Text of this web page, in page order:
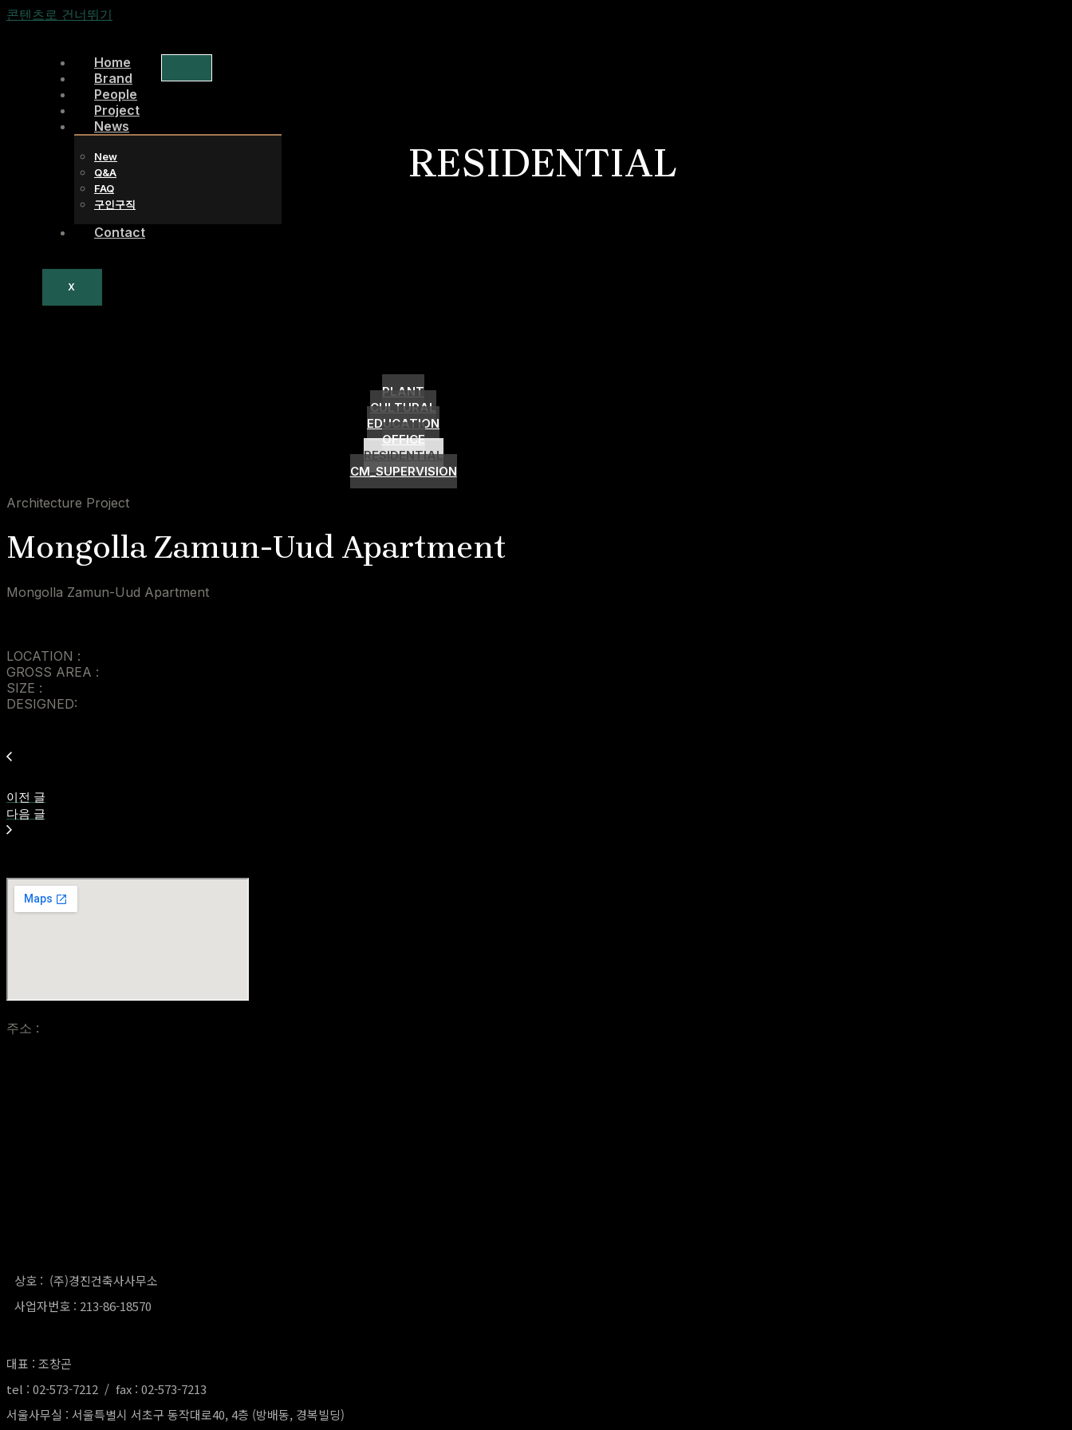
콘텐츠로 건너뛰기
Home
Brand
People
Project
News
New
Q&A
FAQ
구인구직
Contact
X
RESIDENTIAL
PLANT
CULTURAL
EDUCATION
OFFICE
RESIDENTIAL
CM_SUPERVISION
Architecture Project
Mongolla Zamun-Uud Apartment
Mongolla Zamun-Uud Apartment
LOCATION :
GROSS AREA :
SIZE :
DESIGNED:
이전 글
다음 글
주소 :
상호 : (주)경진건축사사무소
사업자번호 : 213-86-18570
대표 : 조창곤
tel : 02-573-7212 / fax : 02-573-7213
서울사무실 : 서울특별시 서초구 동작대로40, 4층 (방배동, 경복빌딩)